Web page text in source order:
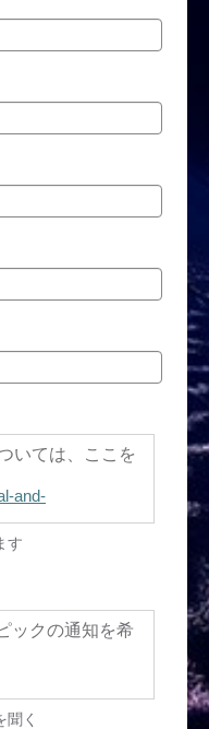
いては、ここを
and-
す
ックの通知を希
く